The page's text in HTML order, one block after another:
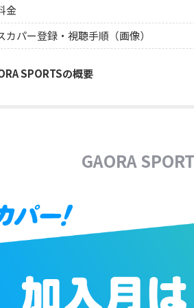
金
カパー登録・視聴手順（画像）
SPORTSの概要
GAORA